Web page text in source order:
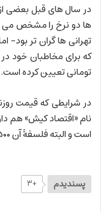
در سال های قبل بعضی
ها دو نرخ را مشخص می
تهرانی ها گران تر
تومانی تعیین کرده است.
در شرایطی که قیمت
است و البته فلسفۀ آن ۵۰۰ تومان را نمی دانیم!
پسندیدم +۳